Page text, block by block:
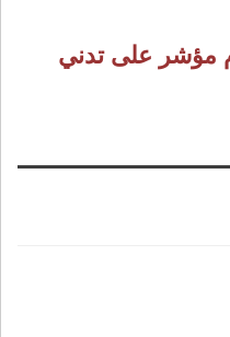
مؤشر على تدني